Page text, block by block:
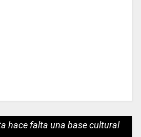
hace falta una base cultural